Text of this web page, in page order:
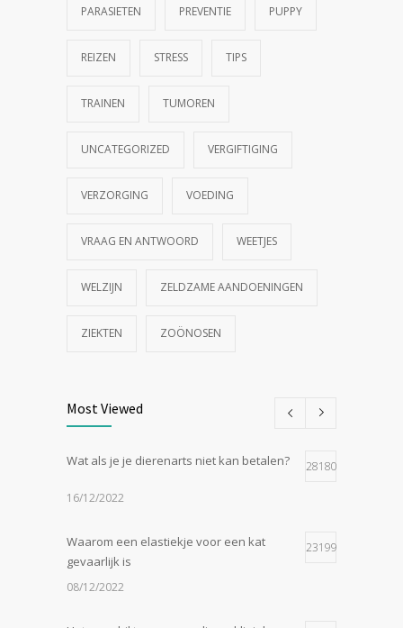
PARASIETEN PREVENTIE PUPPY
REIZEN STRESS TIPS
TRAINEN TUMOREN
UNCATEGORIZED VERGIFTIGING
VERZORGING VOEDING
VRAAG EN ANTWOORD WEETJES
WELZIJN ZELDZAME AANDOENINGEN
ZIEKTEN ZOÖNOSEN
Most Viewed
Wat als je je dierenarts niet kan betalen? 28180
16/12/2022
Waarom een elastiekje voor een kat
gevaarlijk is
23199
08/12/2022